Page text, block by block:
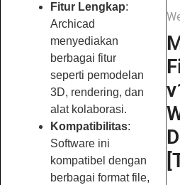
Fitur Lengkap:
Archicad
menyediakan
berbagai fitur
seperti pemodelan
3D, rendering, dan
alat kolaborasi.
Kompatibilitas:
Software ini
kompatibel dengan
berbagai format file,